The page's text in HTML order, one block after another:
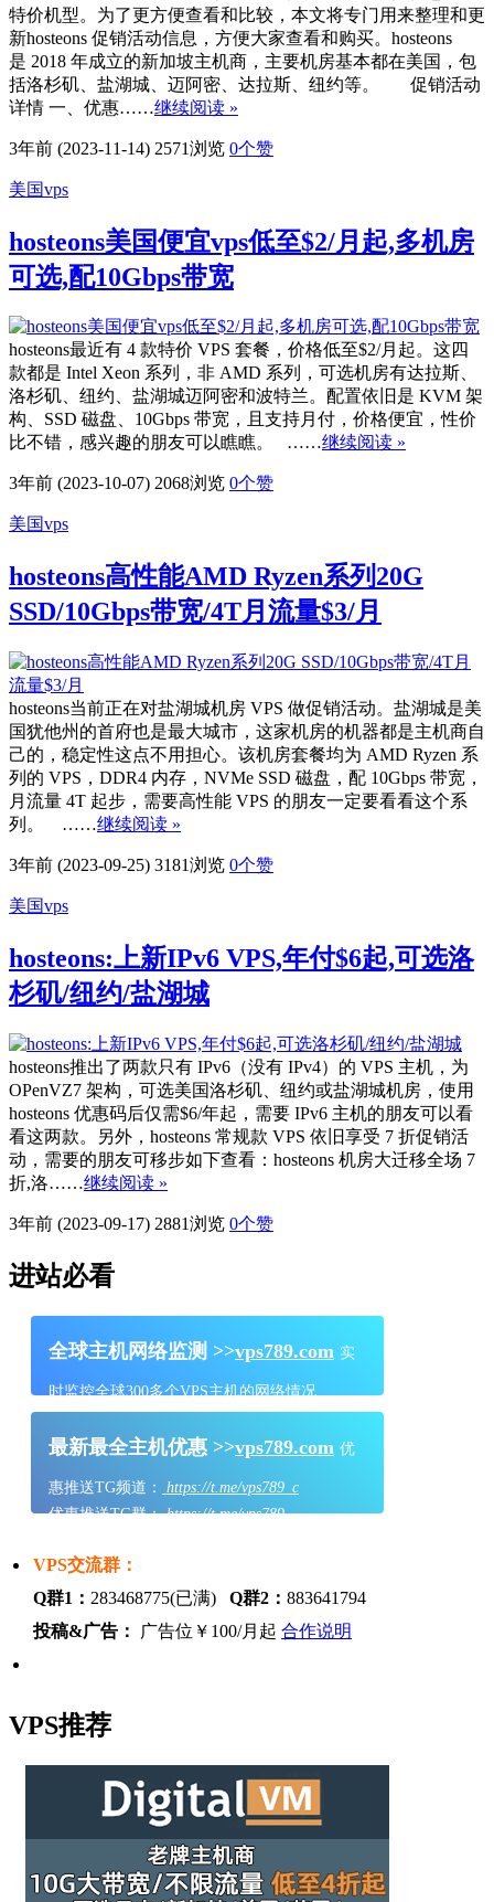
特价机型。为了更方便查看和比较，本文将专门用来整理和更
新hosteons 促销活动信息，方便大家查看和购买。hosteons
是 2018 年成立的新加坡主机商，主要机房基本都在美国，包
括洛杉矶、盐湖城、迈阿密、达拉斯、纽约等。 促销活动
详情 一、优惠……继续阅读 »
3年前 (2023-11-14) 2571浏览 0个赞
美国vps
hosteons美国便宜vps低至$2/月起,多机房
可选,配10Gbps带宽
hosteons最近有 4 款特价 VPS 套餐，价格低至$2/月起。这四
款都是 Intel Xeon 系列，非 AMD 系列，可选机房有达拉斯、
洛杉矶、纽约、盐湖城迈阿密和波特兰。配置依旧是 KVM 架
构、SSD 磁盘、10Gbps 带宽，且支持月付，价格便宜，性价
比不错，感兴趣的朋友可以瞧瞧。 ……继续阅读 »
3年前 (2023-10-07) 2068浏览 0个赞
美国vps
hosteons高性能AMD Ryzen系列20G
SSD/10Gbps带宽/4T月流量$3/月
hosteons当前正在对盐湖城机房 VPS 做促销活动。盐湖城是美
国犹他州的首府也是最大城市，这家机房的机器都是主机商自
己的，稳定性这点不用担心。该机房套餐均为 AMD Ryzen 系
列的 VPS，DDR4 内存，NVMe SSD 磁盘，配 10Gbps 带宽，
月流量 4T 起步，需要高性能 VPS 的朋友一定要看看这个系
列。 ……继续阅读 »
3年前 (2023-09-25) 3181浏览 0个赞
美国vps
hosteons:上新IPv6 VPS,年付$6起,可选洛
杉矶/纽约/盐湖城
hosteons推出了两款只有 IPv6（没有 IPv4）的 VPS 主机，为
OPenVZ7 架构，可选美国洛杉矶、纽约或盐湖城机房，使用
hosteons 优惠码后仅需$6/年起，需要 IPv6 主机的朋友可以看
看这两款。另外，hosteons 常规款 VPS 依旧享受 7 折促销活
动，需要的朋友可移步如下查看：hosteons 机房大迁移全场 7
折,洛……继续阅读 »
3年前 (2023-09-17) 2881浏览 0个赞
进站必看
全球主机网络监测 >>vps789.com 实
时监控全球300多个VPS主机的网络情况
最新最全主机优惠 >>vps789.com 优
惠推送TG频道：
https://t.me/vps789_c
优惠推送TG群：https://t.me/vps789
VPS交流群：
Q群1： 283468775(已满) Q群2： 883641794
投稿&广告：
广告位￥100/月起 合作说明
VPS推荐